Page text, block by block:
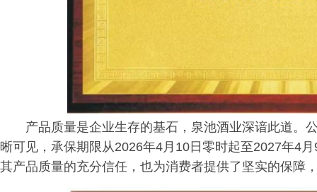
产品质量是企业生存的基石，泉池酒业深谙此道。
晰可见，承保期限从2026年4月10日零时起至2027年4
其产品质量的充分信任，也为消费者提供了坚实的保障